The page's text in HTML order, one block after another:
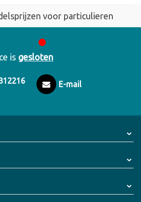
voor particulieren
is gesloten
E-mail